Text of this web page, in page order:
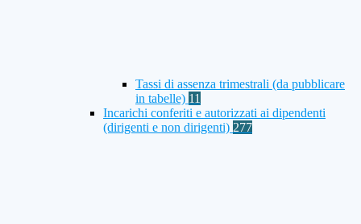
Tassi di assenza trimestrali (da pubblicare
in tabelle) 11
Incarichi conferiti e autorizzati ai dipendenti
(dirigenti e non dirigenti) 277